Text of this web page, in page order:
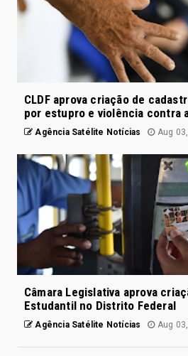
CLDF aprova criação de
por estupro e violência contra
Agência Satélite Notícias Aug
Câmara Legislativa aprova
Estudantil no Distrito Federal
Agência Satélite Notícias Aug